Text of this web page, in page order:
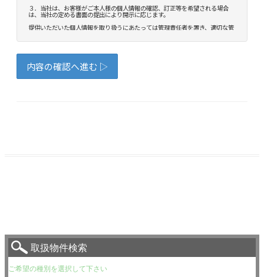
取扱物件検索
ご希望の種別を選択して下さい